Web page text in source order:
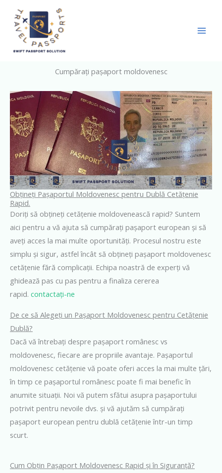
content
Cumpărați pașaport moldovenesc
Obțineți Pașaportul Moldovenesc pentru Dublă Cetățenie
Rapid.
Doriți să obțineți cetățenie moldovenească rapid? Suntem
aici pentru a vă ajuta să cumpărați pașaport european și să
aveți acces la mai multe oportunități. Procesul nostru este
simplu și sigur, astfel încât să obțineți pașaport moldovenesc
cetățenie fără complicații. Echipa noastră de experți vă
ghidează pas cu pas pentru a finaliza cererea
rapid. contactați-ne
De ce să Alegeți un Pașaport Moldovenesc pentru Cetățenie
Dublă?
Dacă vă întrebați despre pașaport românesc vs
moldovenesc, fiecare are propriile avantaje. Pașaportul
moldovenesc cetățenie vă poate oferi acces la mai multe țări,
în timp ce pașaportul românesc poate fi mai benefic în
anumite situații. Noi vă putem sfătui asupra pașaportului
potrivit pentru nevoile dvs. și vă ajutăm să cumpărați
pașaport european pentru dublă cetățenie într-un timp
scurt.
Cum Obțin Pașaport Moldovenesc Rapid și în Siguranță?